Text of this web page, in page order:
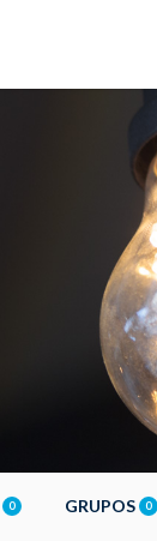
0 GRUPOS 0